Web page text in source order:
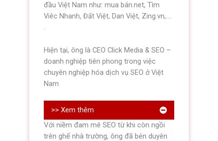
đầu Việt Nam như: mua bán.net, Tìm
Viêc Nhanh, Đất Việt, Dan Việt, Zing.vn,....
.
Hiện tại, ông là CEO Click Media & SEO –
doanh nghiệp tiên phong trong việc
chuyên nghiệp hóa dịch vụ SEO ở Việt
Nam
>> Xem thêm
Với niềm đam mê SEO từ khi còn ngồi
trên ghế nhà trường, ông đã bén duyên